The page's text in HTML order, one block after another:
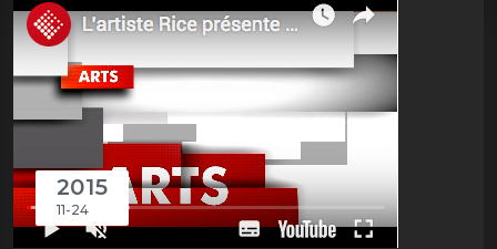
2015
11-24